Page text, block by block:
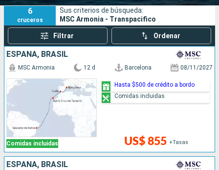
Buscar
6
cruceros
Sus criterios de búsqueda:
MSC Armonia - Transpacifico
Filtrar Ordenar
ESPAÑA, BRASIL
Comidas incluidas
MSC Armonia 12 d Barcelona 08/11/2027
US$ 855 +Tasas
Hasta $500 de crédito a bordo
Comidas incluidas
ESPAÑA, BRASIL